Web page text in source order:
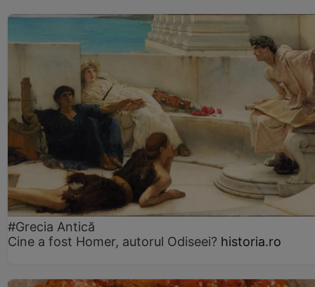
#Grecia Antică
Cine a fost Homer, autorul Odiseei? historia.ro